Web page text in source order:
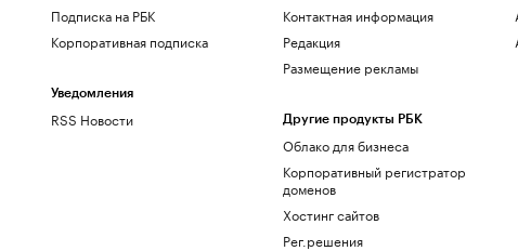
Подписка на РБК
Корпоративная подписка
Уведомления
RSS Новости
Контактная информация
Редакция
Размещение рекламы
Другие продукты РБК
Облако для бизнеса
Корпоративный регистратор
доменов
Хостинг сайтов
Рег.решения